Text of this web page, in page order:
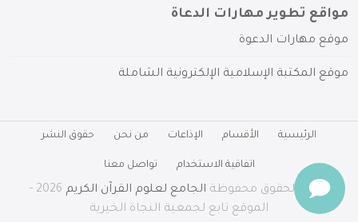
مواقع تطوير مهارات الدعاة
موقع مهارات الدعوة
موقع المكتبة الإسلامية الإلكترونية الشاملة
الرئيسية الأقسام الإذاعات من نحن حقوق النشر
اتفاقية الاستخدام تواصل معنا
جميع الحقوق محفوظة الجامع لعلوم القرآن الكريم
2026 -
الموقع تابع لجمعية النجاة الخيرية